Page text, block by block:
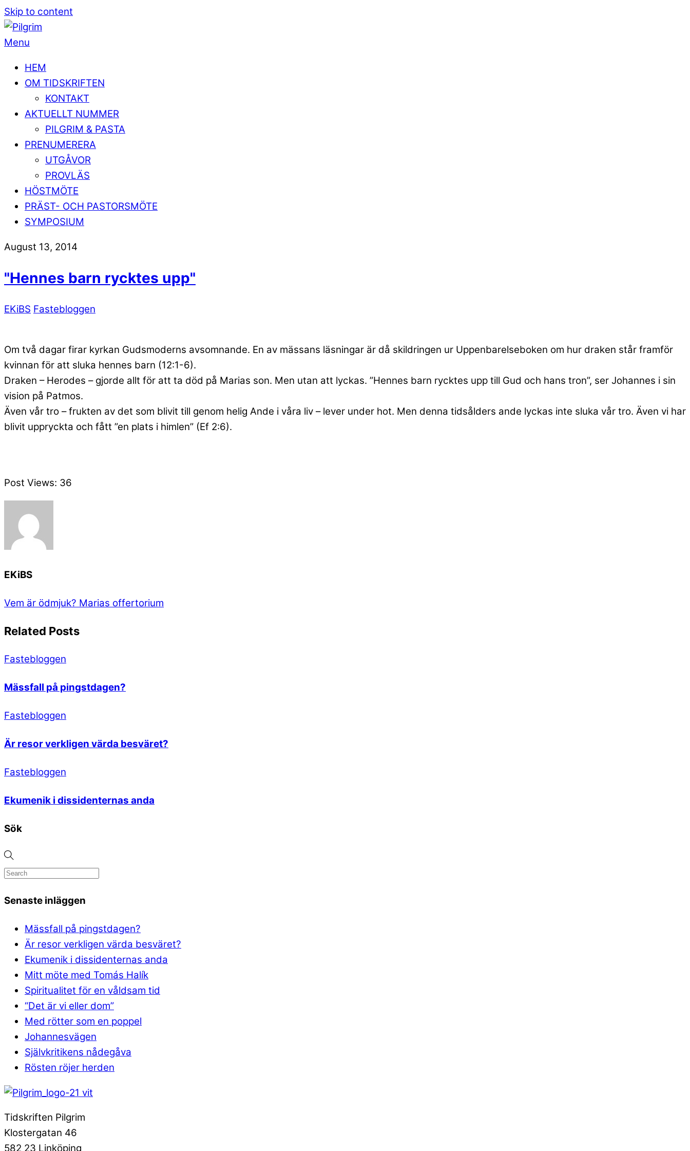
Skip to content
Menu
HEM
OM TIDSKRIFTEN
KONTAKT
AKTUELLT NUMMER
PILGRIM & PASTA
PRENUMERERA
UTGÅVOR
PROVLÄS
HÖSTMÖTE
PRÄST- OCH PASTORSMÖTE
SYMPOSIUM
August 13, 2014
"Hennes barn rycktes upp"
EKiBS Fastebloggen
Om två dagar firar kyrkan Gudsmoderns avsomnande. En av mässans läsningar är då skildringen ur Uppenbarelseboken om hur draken står framför
kvinnan för att sluka hennes barn (12:1-6).
Draken – Herodes – gjorde allt för att ta död på Marias son. Men utan att lyckas. ”Hennes barn rycktes upp till Gud och hans tron”, ser Johannes i sin
vision på Patmos.
Även vår tro – frukten av det som blivit till genom helig Ande i våra liv – lever under hot. Men denna tidsålders ande lyckas inte sluka vår tro. Även vi har
blivit uppryckta och fått ”en plats i himlen” (Ef 2:6).
Post Views: 36
EKiBS
Vem är ödmjuk? Marias offertorium
Related Posts
Fastebloggen
Mässfall på pingstdagen?
Fastebloggen
Är resor verkligen värda besväret?
Fastebloggen
Ekumenik i dissidenternas anda
Sök
Senaste inläggen
Mässfall på pingstdagen?
Är resor verkligen värda besväret?
Ekumenik i dissidenternas anda
Mitt möte med Tomás Halík
Spiritualitet för en våldsam tid
“Det är vi eller dom”
Med rötter som en poppel
Johannesvägen
Självkritikens nådegåva
Rösten röjer herden
Tidskriften Pilgrim
Klostergatan 46
582 23 Linköping